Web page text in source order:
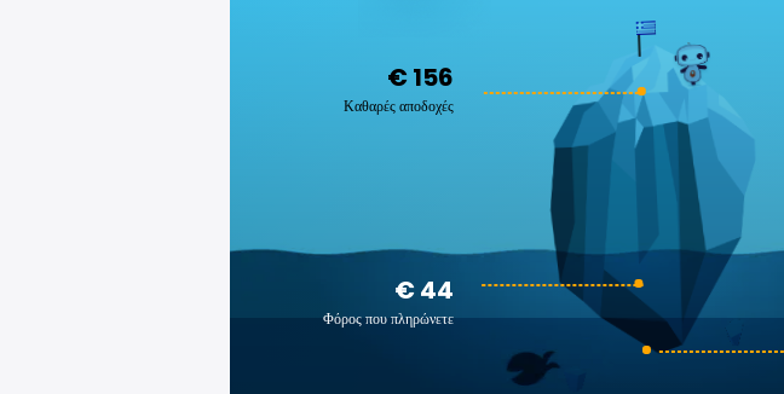
€ 156
Καθαρές αποδοχές
€ 44
Φόρος που πληρώνετε